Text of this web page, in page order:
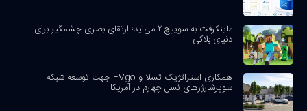
ماینکرفت به سوییچ ۲ می‌آید؛ ارتقای بصری چشمگیر برای
دنیای بلاکی
همکاری استراتژیک تسلا و EVgo جهت توسعه شبکه
سوپرشارژرهای نسل چهارم در آمریکا